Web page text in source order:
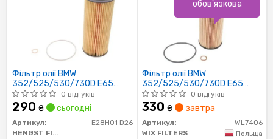
Фільтр олії BMW
352/525/530/730D E65
10/02-, X3/X5/X6 3.0D 02-
0 відгуків
290 ₴ сьогодні
Артикул:
E28H01 D26
HENGST FILTER
Фільтр олії BMW
352/525/530/730D E65
10/02-, X3/X5/X6 3.0D 02-
0 відгуків
330 ₴ завтра
Артикул:
WL7406
WIX FILTERS
Польща
обов'язкова